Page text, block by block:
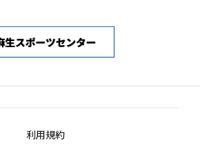
利用規約